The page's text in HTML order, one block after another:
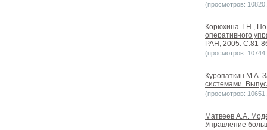
(просмотров:
Корюхина Т.Н.,
оперативного
РАН, 2005. С.81-
(просмотров:
Куропаткин М.А.
системами.
(просмотров:
Матвеев А.А.
Управление